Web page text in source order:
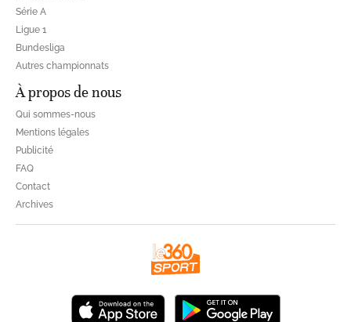
Série A
Ligue 1
Bundesliga
Autres championnats
À propos de nous
Qui sommes-nous
Mentions légales
Publicité
FAQ
Contact
Archives